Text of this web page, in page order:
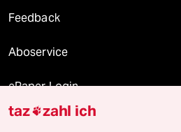
Feedback
Aboservice
ePaper Login
Downloads für Abonnierende
taz zahl ich